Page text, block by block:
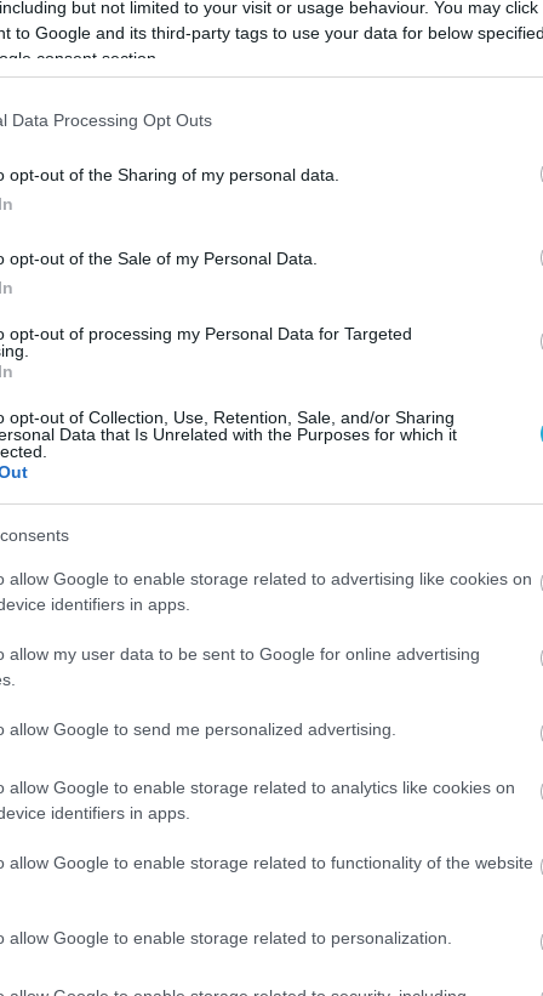
but not limited to your visit or usage behaviour. You may
to Google and its third-party tags to use your data for below
consent section.
Data Processing Opt Outs
opt-out of the Sharing of my personal data.
opt-out of the Sale of my Personal Data.
opt-out of processing my Personal Data for Targeted
opt-out of Collection, Use, Retention, Sale, and/or Sharing
Data that Is Unrelated with the Purposes for which it
allow Google to enable storage related to advertising like cookies on
identifiers in apps.
allow my user data to be sent to Google for online advertising
allow Google to send me personalized advertising.
allow Google to enable storage related to analytics like cookies on
identifiers in apps.
allow Google to enable storage related to functionality of the website
allow Google to enable storage related to personalization.
πίεση διαθέτουν περισσότερη
από την σεξουαλική μας ζωή.
22.000 άντρες σε νοσοκομείο της Βοστόνης,
λεπτά δύο φορές την εβδομάδα, μειώνει τον
ασκούνταν περισσότερο χρόνο, δεν είχαν
η vodka. Αυτά έχουν λιγότερες πιθανότητες
σκούρα ποτά (brandy, ουίσκι, κόκκινο κρασί)
ζύμωσης και παλαίωσης. Επίσης, να
που θα λάβεις θεωρείται πως μπορεί
25%.
βήμα
τα τεράστια προνόμια του να σηκωθείς
το όφελος για το καρδιαγγειακό σου
Σύμφωνα με πρόσφατε έρευνες, με το
ή κουραστικό λόγω περιττών κιλών ή πόνων
οδούς” στα αγγεία των κάτω άκρων,
από μόνος του την κυκλοφορία του αίματος.
στρες και οι έρευνες έδειξαν ότι η τακτική
όσο και τα αντικαταθλιπτικά. Δοκίμασε το